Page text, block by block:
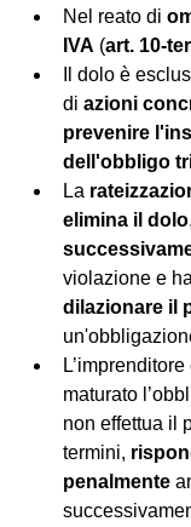
Nel reato di
IVA (art. 10-
Il dolo è
di azioni
prevenire
dell'obbligo
La
elimina il dolo
dilazionare il
maturato
non effettua il
termini,
penalmente